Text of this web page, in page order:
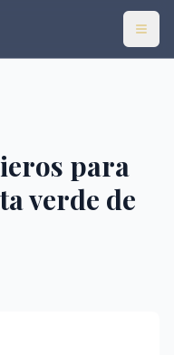
para
verde de